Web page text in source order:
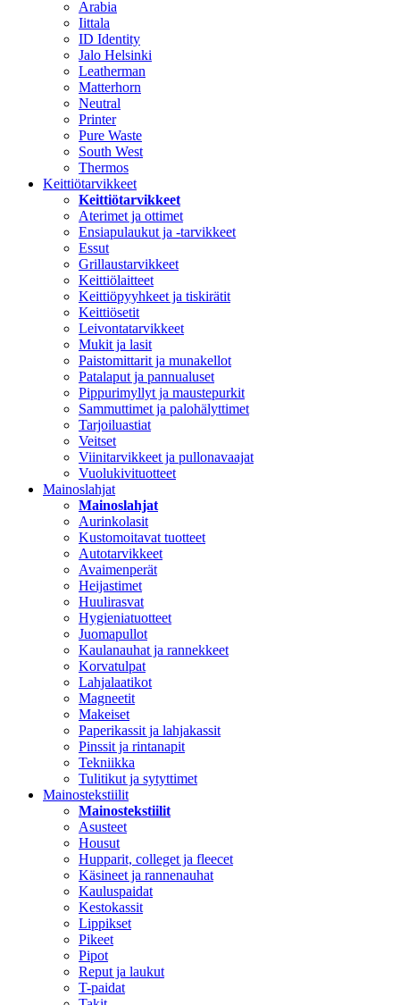
Arabia
Iittala
ID Identity
Jalo Helsinki
Leatherman
Matterhorn
Neutral
Printer
Pure Waste
South West
Thermos
Keittiötarvikkeet
Keittiötarvikkeet
Aterimet ja ottimet
Ensiapulaukut ja -tarvikkeet
Essut
Grillaustarvikkeet
Keittiölaitteet
Keittiöpyyhkeet ja tiskirätit
Keittiösetit
Leivontatarvikkeet
Mukit ja lasit
Paistomittarit ja munakellot
Patalaput ja pannualuset
Pippurimyllyt ja maustepurkit
Sammuttimet ja palohälyttimet
Tarjoiluastiat
Veitset
Viinitarvikkeet ja pullonavaajat
Vuolukivituotteet
Mainoslahjat
Mainoslahjat
Aurinkolasit
Kustomoitavat tuotteet
Autotarvikkeet
Avaimenperät
Heijastimet
Huulirasvat
Hygieniatuotteet
Juomapullot
Kaulanauhat ja rannekkeet
Korvatulpat
Lahjalaatikot
Magneetit
Makeiset
Paperikassit ja lahjakassit
Pinssit ja rintanapit
Tekniikka
Tulitikut ja sytyttimet
Mainostekstiilit
Mainostekstiilit
Asusteet
Housut
Hupparit, colleget ja fleecet
Käsineet ja rannenauhat
Kauluspaidat
Kestokassit
Lippikset
Pikeet
Pipot
Reput ja laukut
T-paidat